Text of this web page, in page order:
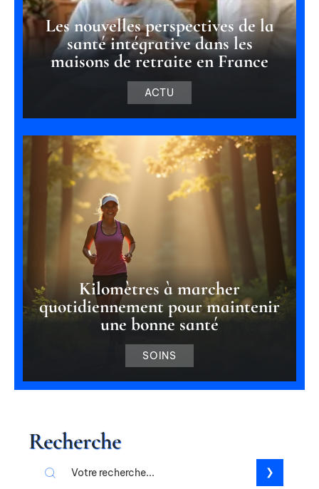
Les nouvelles perspectives de la
santé intégrative dans les
maisons de retraite en France
ACTU
Kilomètres à marcher
quotidiennement pour maintenir
une bonne santé
SOINS
Recherche